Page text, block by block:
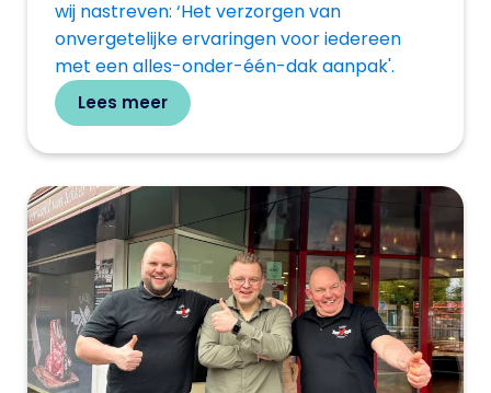
wij nastreven: ‘Het verzorgen van
onvergetelijke ervaringen voor iedereen
met een alles-onder-één-dak aanpak'.
Lees meer